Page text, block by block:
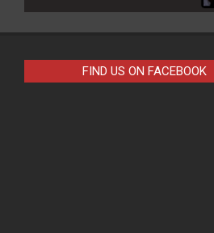
FIND US ON FACEBOOK